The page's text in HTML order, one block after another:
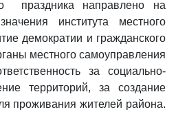
праздника направлено на
института местного
демократии и гражданского
местного самоуправления
за социально-
территорий, за создание
проживания жителей района.